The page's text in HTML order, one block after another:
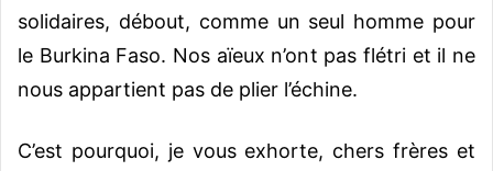
solidaires, débout, comme un seul homme pour
le Burkina Faso. Nos aïeux n’ont pas flétri et il ne
nous appartient pas de plier l’échine.
C’est pourquoi, je vous exhorte, chers frères et